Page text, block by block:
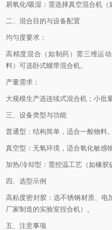
易氧化/吸湿‌：需选择真空混合机（
二、混合目的与设备配置
均匀度要求‌：
高精度混合（如制药）需三维运动
料）可选卧式螺带混合机。
产量需求‌：
大规模生产选连续式混合机； 小批
三、设备类型与功能
普通型‌：结构简单，适合一般物料。
真空型‌：无氧环境，适合氧化敏感物
加热/冷却型‌：需控温工艺（如橡胶
四、选型示例
高粘度密封胶‌：选不锈钢材质、电
厂家制造的实验室捏合机）。
五、注意事项